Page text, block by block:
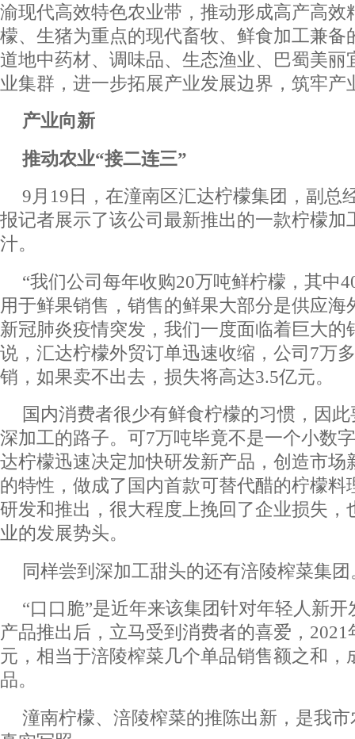
渝现代高效特色农业带，推动形成高产高效
檬、生猪为重点的现代畜牧、鲜食加工兼备
道地中药材、调味品、生态渔业、巴蜀美丽
业集群，进一步拓展产业发展边界，筑牢产
产业向新
推动农业“接二连三”
9月19日，在潼南区汇达柠檬集团，副总
报记者展示了该公司最新推出的一款柠檬
汁。
“我们公司每年收购20万吨鲜柠檬，其中
用于鲜果销售，销售的鲜果大部分是供应海
新冠肺炎疫情突发，我们一度面临着巨大的
说，汇达柠檬外贸订单迅速收缩，公司7万
销，如果卖不出去，损失将高达3.5亿元。
国内消费者很少有鲜食柠檬的习惯，因
深加工的路子。可7万吨毕竟不是一个小数
达柠檬迅速决定加快研发新产品，创造市场
的特性，做成了国内首款可替代醋的柠檬料
研发和推出，很大程度上挽回了企业损失，
业的发展势头。
同样尝到深加工甜头的还有涪陵榨菜集团
“口口脆”是近年来该集团针对年轻人新
产品推出后，立马受到消费者的喜爱，2021
元，相当于涪陵榨菜几个单品销售额之和，
品。
潼南柠檬、涪陵榨菜的推陈出新，是我